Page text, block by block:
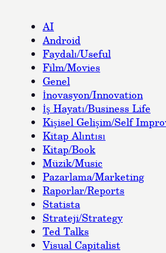
AI
Android
Faydalı/Useful
Film/Movies
Genel
İnovasyon/Innovation
İş Hayatı/Business Life
Kişisel Gelişim/Self
Kitap Alıntısı
Kitap/Book
Müzik/Music
Pazarlama/Marketing
Raporlar/Reports
Statista
Strateji/Strategy
Ted Talks
Visual Capitalist